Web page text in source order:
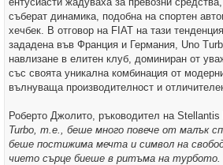
съберат динамика, подобна на спортен
хечбек. В отговор на FIAT на тази
зададена във Франция и Германия, Uno
навлизане в елитен клуб, доминиран от
със своята уникална комбинация от
вълнуваща производителност и
Роберто Джолито, ръководител на Stellantis
Turbo, т.е., беше много повече от малък
беше постижима мечта и символ на
чието сърце биеше в ритъма на